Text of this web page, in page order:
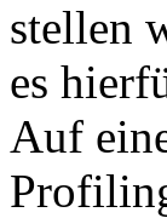
stellen
es
Auf